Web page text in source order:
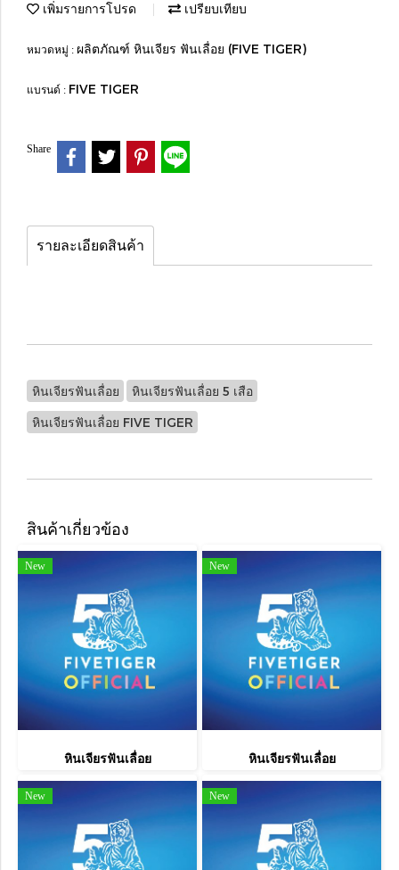
เพิ่มรายการโปรด เปรียบเทียบ
หมวดหมู่ : ผลิตภัณฑ์ หินเจียร ฟันเลื่อย (FIVE TIGER)
แบรนด์ : FIVE TIGER
Share
รายละเอียดสินค้า
หินเจียรฟันเลื่อย หินเจียรฟันเลื่อย 5 เสือ
หินเจียรฟันเลื่อย FIVE TIGER
สินค้าเกี่ยวข้อง
New
หินเจียรฟันเลื่อย
New
หินเจียรฟันเลื่อย
New New